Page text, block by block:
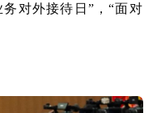
对外接待日”，“面对